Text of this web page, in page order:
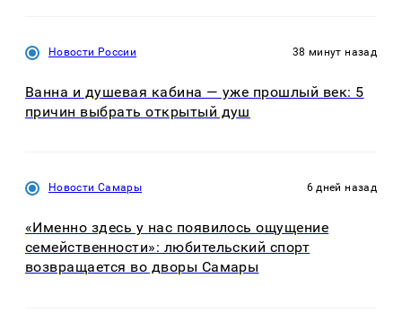
Новости России 38 минут назад
Ванна и душевая кабина — уже прошлый век: 5
причин выбрать открытый душ
Новости Самары 6 дней назад
«Именно здесь у нас появилось ощущение
семейственности»: любительский спорт
возвращается во дворы Самары